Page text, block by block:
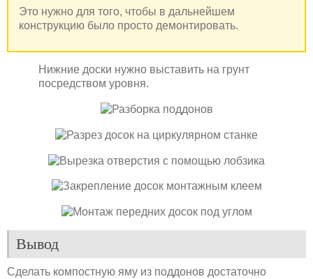
Это нужно для того, чтобы в дальнейшем
конструкцию было просто демонтировать.
Нижние доски нужно выставить на грунт
посредством уровня.
Вывод
Сделать компостную яму из поддонов достаточно